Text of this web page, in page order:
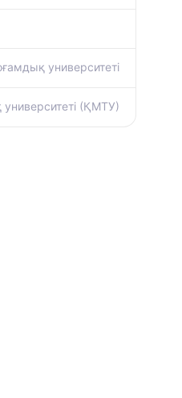
университеті
(ҚМТУ)